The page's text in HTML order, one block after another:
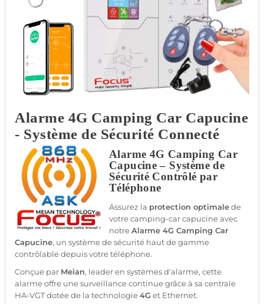
Alarme 4G Camping Car Capucine
- Système de Sécurité Connecté
Alarme 4G Camping Car
Capucine – Système de
Sécurité Contrôlé par
Téléphone
Assurez la protection optimalede
votre camping-car capucine avec
notreAlarme 4G Camping Car
Capucine, un système de sécurité haut de gamme
contrôlable depuis votre téléphone.
Conçue par Meian, leader en systèmes d'alarme, cette
alarme offre une surveillance continue grâce à sa centrale
HA-VGT dotée de la technologie4G et Ethernet.